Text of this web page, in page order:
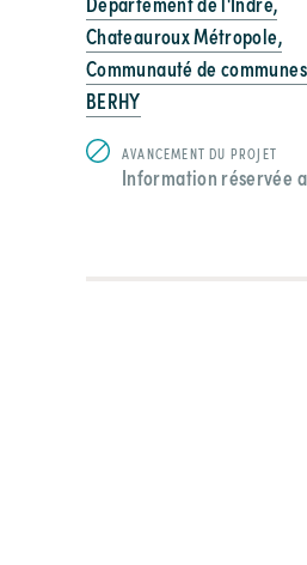
Chateauroux Métropole,
Communauté de
BERHY
AVANCEMENT DU PROJET
Information réservée